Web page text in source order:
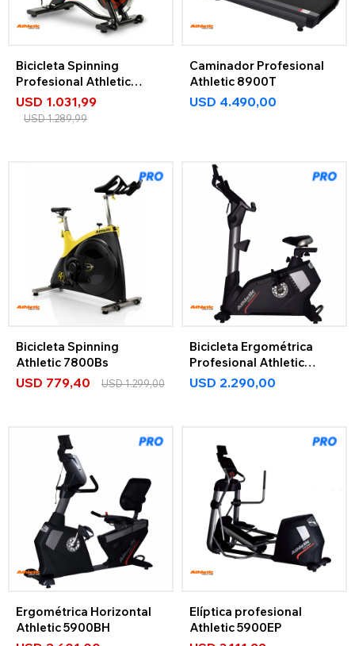
Bicicleta Spinning
Profesional Athletic
7000Bs
USD 1.031,99
USD1.289,99
Caminador Profesional
Athletic 8900T
USD 4.490,00
Bicicleta Spinning
Athletic 7800Bs
USD 779,40 USD1.299,00
Bicicleta Ergométrica
Profesional Athletic
5900BV
USD 2.290,00
Ergométrica Horizontal
Athletic 5900BH
Elíptica profesional
Athletic 5900EP